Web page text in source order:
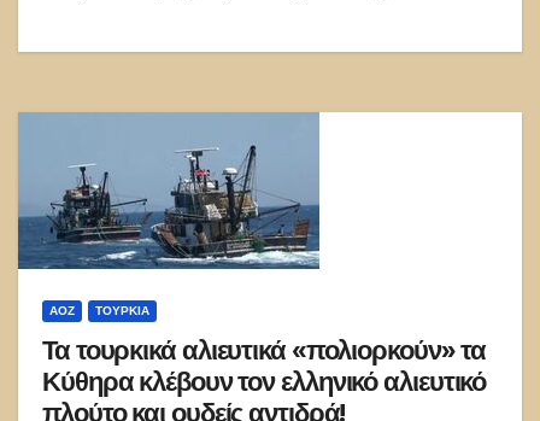
ΑΟΖ ΤΟΥΡΚΊΑ
Τα τουρκικά αλιευτικά «πολιορκούν» τα
Κύθηρα κλέβουν τον ελληνικό αλιευτικό
πλούτο και ουδείς αντιδρά!